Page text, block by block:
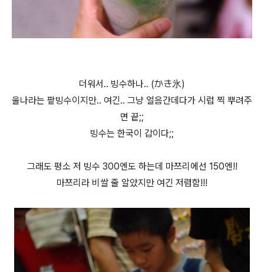
더워서.. 빙수하나.. (かき氷)
울나라는 팥빙수이지만.. 여긴.. 그냥 얼음간데다가 시럽 찍 뿌려주
면 끝;;
빙수는 한국이 갑이다;;
그래도 평소 저 빙수 300엔도 하는데 마쯔리에선 150엔!!
마쯔리라 비쌀 줄 알았지만 여긴 저렴함!!!